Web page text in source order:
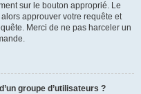
sur le bouton approprié. Le
approuver votre requête et
Merci de ne pas harceler un
groupe d’utilisateurs ?